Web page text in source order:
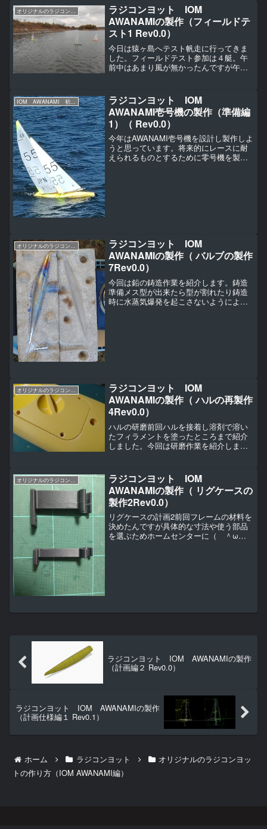
てラダーの効きが良くなるのと効きが良
ければラダーを小さく出...
オリジナルのラジコンヨットの作り方（IOM AWANAMI編）
ラジコンヨット IOM
AWANAMIの製作（フィールドテ
スト1 Rev0.0）
今日は猿ヶ島へテスト帆走に行ってきま
した。フィールドテスト参加は４艇。午
前中はあまり風が無かったんですが午後
＾ω＾）・・・。このあと抜かれまし
た・・・・。バウが設計喫水...
IOM AWANAMI 初号機の製作
ラジコンヨット IOM
AWANAMI壱号機の製作（準備編
1）（ Rev0.0）
今年はAWANAMI壱号機を設計し製作しよ
うと思っています。将来的にレースに耐
えられるものとするために零号機を製作
オリジナルのラジコンヨットの作り方（IOM AWANAMI編）
ラジコンヨット IOM
AWANAMIの製作（ バルブの製作
7Rev0.0）
今回は鉛の鋳造作業を紹介します。鋳造
準備メス型が出来たら型が割れたり鋳造
時に水蒸気爆発を起こさないようによく
ラジコンヨット IOM
AWANAMIの製作（ ハルの再製作
4Rev0.0）
ハルの研磨前回ハルを接着し溶剤で溶い
たフィラメントを塗ったところまで紹介
しました。今回は研磨作業を紹介しま
ダーを利用するので主に１２５㎜の円形
の研磨パッドを利用してい...
オリジナルのラジコンヨットの作り方（IOM AWANAMI編）
ラジコンヨット IOM
AWANAMIの製作（ リグケースの
製作2Rev0.0）
リグケースの計画2前回フレームの材料を
決めたんですが具体的な寸法や使う部品
を選ぶためホームセンターに（ ＾ω
ラジコンヨット IOM AWANAMIの製作
（計画編２ Rev0.0）
ラジコンヨット IOM AWANAMIの製作
（計画仕様編１ Rev0.1）
ホーム ラジコンヨット
オリジナルのラジコンヨッ
トの作り方（IOM AWANAMI編）